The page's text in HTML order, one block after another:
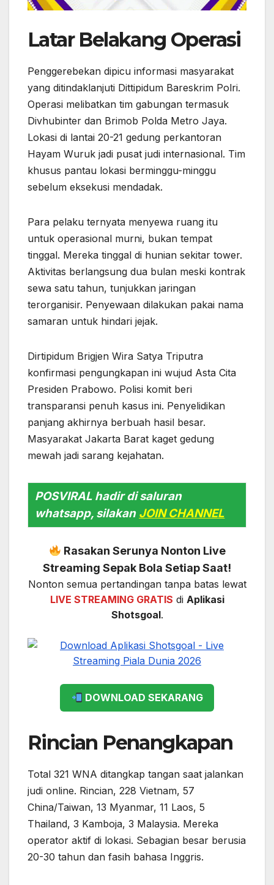
Latar Belakang Operasi
Penggerebekan dipicu informasi masyarakat
yang ditindaklanjuti Dittipidum Bareskrim Polri.
Operasi melibatkan tim gabungan termasuk
Divhubinter dan Brimob Polda Metro Jaya.
Lokasi di lantai 20-21 gedung perkantoran
Hayam Wuruk jadi pusat judi internasional. Tim
khusus pantau lokasi berminggu-minggu
sebelum eksekusi mendadak.
Para pelaku ternyata menyewa ruang itu
untuk operasional murni, bukan tempat
tinggal. Mereka tinggal di hunian sekitar tower.
Aktivitas berlangsung dua bulan meski kontrak
sewa satu tahun, tunjukkan jaringan
terorganisir. Penyewaan dilakukan pakai nama
samaran untuk hindari jejak.
Dirtipidum Brigjen Wira Satya Triputra
konfirmasi pengungkapan ini wujud Asta Cita
Presiden Prabowo. Polisi komit beri
transparansi penuh kasus ini. Penyelidikan
panjang akhirnya berbuah hasil besar.
Masyarakat Jakarta Barat kaget gedung
mewah jadi sarang kejahatan.
POSVIRAL hadir di saluran
whatsapp, silakan JOIN CHANNEL
Rasakan Serunya Nonton Live
Streaming Sepak Bola Setiap Saat!
Nonton semua pertandingan tanpa batas lewat
LIVE STREAMING GRATIS di Aplikasi
Shotsgoal.
DOWNLOAD SEKARANG
Rincian Penangkapan
Total 321 WNA ditangkap tangan saat jalankan
judi online. Rincian, 228 Vietnam, 57
China/Taiwan, 13 Myanmar, 11 Laos, 5
Thailand, 3 Kamboja, 3 Malaysia. Mereka
operator aktif di lokasi. Sebagian besar berusia
20-30 tahun dan fasih bahasa Inggris.